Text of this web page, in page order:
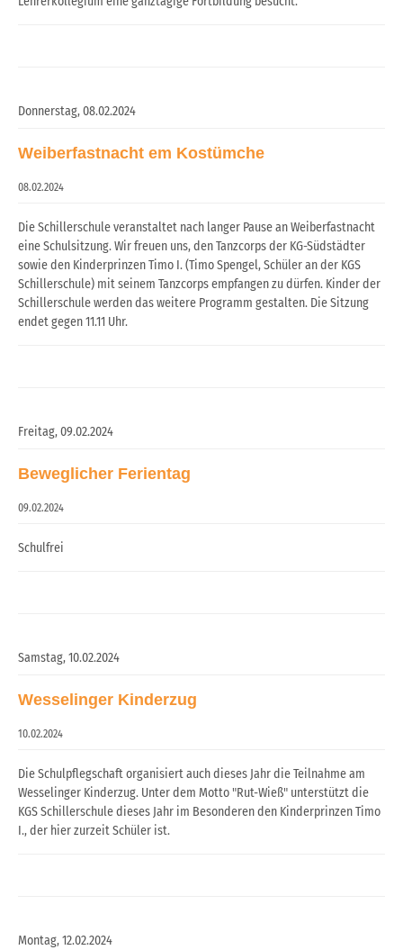
Donnerstag,08.02.2024
Weiberfastnacht em Kostümche
08.02.2024
Die Schillerschule veranstaltet nach langer Pause an Weiberfastnacht
eine Schulsitzung. Wir freuen uns, den Tanzcorps der KG-Südstädter
sowie den Kinderprinzen Timo I. (Timo Spengel, Schüler an der KGS
Schillerschule) mit seinem Tanzcorps empfangen zu dürfen. Kinder der
Schillerschule werden das weitere Programm gestalten. Die Sitzung
endet gegen 11.11 Uhr.
Freitag,09.02.2024
Beweglicher Ferientag
09.02.2024
Schulfrei
Samstag,10.02.2024
Wesselinger Kinderzug
10.02.2024
Die Schulpflegschaft organisiert auch dieses Jahr die Teilnahme am
Wesselinger Kinderzug. Unter dem Motto "Rut-Wieß" unterstützt die
KGS Schillerschule dieses Jahr im Besonderen den Kinderprinzen Timo
I., der hier zurzeit Schüler ist.
Montag,12.02.2024